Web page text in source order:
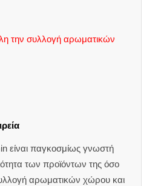
την συλλογή αρωματικών
είναι παγκοσμίως γνωστή
των προϊόντων της όσο
αρωματικών χώρου και